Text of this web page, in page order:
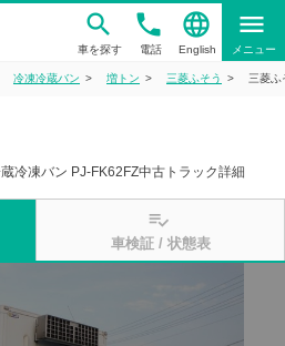
車を探す
phone
電話
language
English
menu
メニュー
冷凍冷蔵バン 増トン 三菱ふそう 三菱
冷凍バン PJ-FK62FZ中古トラック詳細
playlist_add_check
車検証 / 状態表